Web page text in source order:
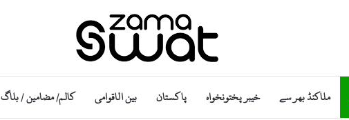
ملاکنڈ بھر سے خیبر پختونخواہ پاکستان بین الاقوامی کالم/ مضامین / بلاگ